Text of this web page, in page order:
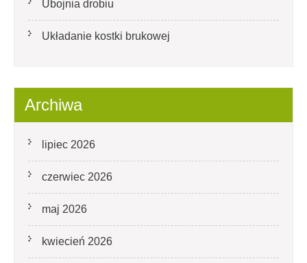
Ubojnia drobiu
Układanie kostki brukowej
Archiwa
lipiec 2026
czerwiec 2026
maj 2026
kwiecień 2026